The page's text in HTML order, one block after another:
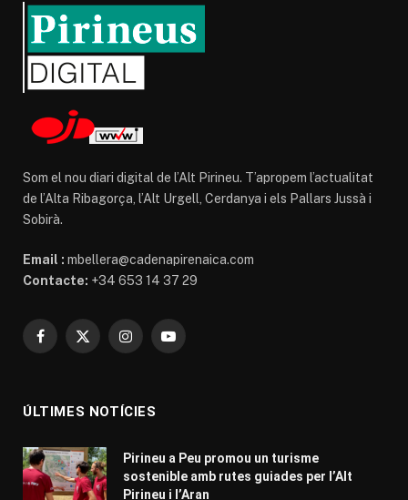
Som el nou diari digital de l’Alt Pirineu. T’apropem l’actualitat
de l’Alta Ribagorça, l’Alt Urgell, Cerdanya i els Pallars Jussà i
Sobirà.
Email : mbellera@cadenapirenaica.com
Contacte: +34 653 14 37 29
Facebook
X
InstagramYouTube
ÚLTIMES NOTÍCIES
Pirineu a Peu promou un turisme
sostenible amb rutes guiades per l’Alt
Pirineu i l’Aran